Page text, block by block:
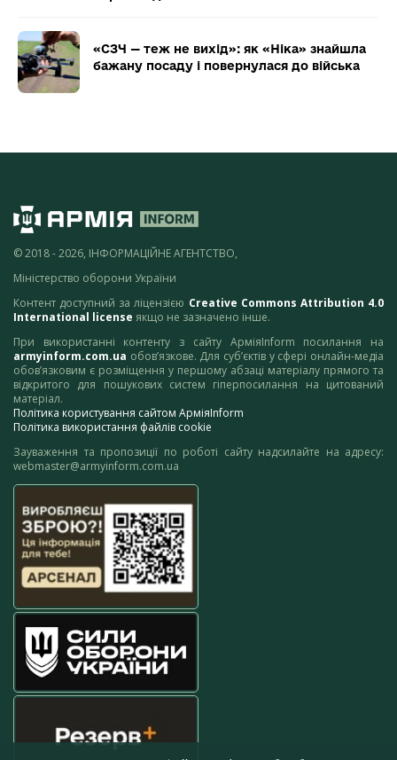
«СЗЧ — теж не вихід»: як «Ніка» знайшла
бажану посаду і повернулася до війська
© 2018 - 2026, ІНФОРМАЦІЙНЕ АГЕНТСТВО,
Міністерство оборони України
Контент доступний за ліцензією Creative Commons Attribution 4.0
International license якщо не зазначено інше.
При використанні контенту з сайту АрміяInform посилання на
armyinform.com.ua обов’язкове. Для суб’єктів у сфері онлайн-медіа
обов’язковим є розміщення у першому абзаці матеріалу прямого та
відкритого для пошукових систем гіперпосилання на цитований
матеріал.
Політика користування сайтом АрміяInform
Політика використання файлів cookie
Зауваження та пропозиції по роботі сайту надсилайте на адресу:
webmaster@armyinform.com.ua